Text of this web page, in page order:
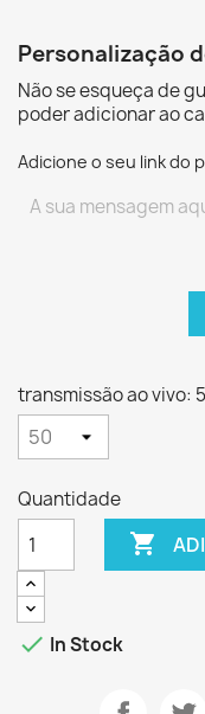
Personalização
Não se esqueça de
poder adicionar ao
Adicione o seu link do
transmissão ao vivo:
Quantidade

 In Stock